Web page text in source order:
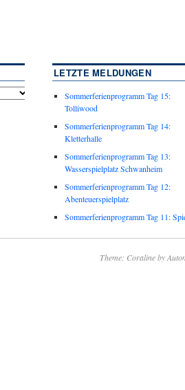
LETZTE MELDUNGEN
Sommerferienprogramm Tag 15:
Tolliwood
Sommerferienprogramm Tag 14:
Kletterhalle
Sommerferienprogramm Tag 13:
Wasserspielplatz Schwanheim
Sommerferienprogramm Tag 12:
Abenteuerspielplatz
Sommerferienprogramm Tag 11:
Theme: Coraline by